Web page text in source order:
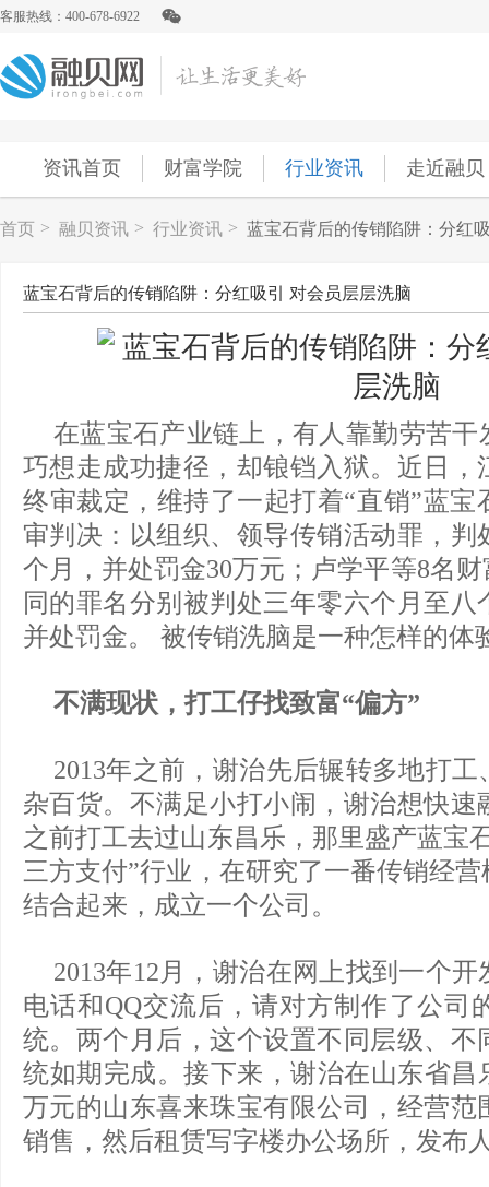
客服热线：400-678-6922
资讯首页 财富学院 行业资讯 走近融贝
首页 > 融贝资讯 > 行业资讯 > 蓝宝石背后的传销陷阱：分红
蓝宝石背后的传销陷阱：分红吸引 对会员层层洗脑
在蓝宝石产业链上，有人靠勤劳苦
巧想走成功捷径，却锒铛入狱。近日，
终审裁定，维持了一起打着“直销”蓝
审判决：以组织、领导传销活动罪，
个月，并处罚金30万元；卢学平等8名
同的罪名分别被判处三年零六个月至
并处罚金。 被传销洗脑是一种怎样的体
不满现状，打工仔找致富“偏方”
2013年之前，谢治先后辗转多地打
杂百货。不满足小打小闹，谢治想快
之前打工去过山东昌乐，那里盛产蓝宝
三方支付”行业，在研究了一番传销经
结合起来，成立一个公司。
2013年12月，谢治在网上找到一个
电话和QQ交流后，请对方制作了公司
统。两个月后，这个设置不同层级、不
统如期完成。接下来，谢治在山东省昌
万元的山东喜来珠宝有限公司，经营范
销售，然后租赁写字楼办公场所，发布